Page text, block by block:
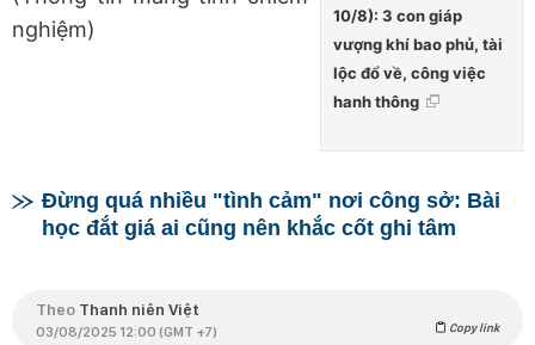
10/8): 3 con giáp
vượng khí bao phủ, tài
lộc đổ về, công việc
hanh thông
nghiệm)
Đừng quá nhiều "tình cảm" nơi công sở: Bài
học đắt giá ai cũng nên khắc cốt ghi tâm
Theo Thanh niên Việt
03/08/2025 12:00 (GMT +7) Copy link